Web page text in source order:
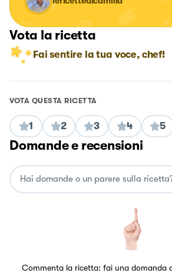
Vota la ricetta
Fai sentire la tua voce, chef!
VOTA QUESTA RICETTA
1 2 3 4 5
Domande e recensioni
Commenta la ricetta: fai una domanda